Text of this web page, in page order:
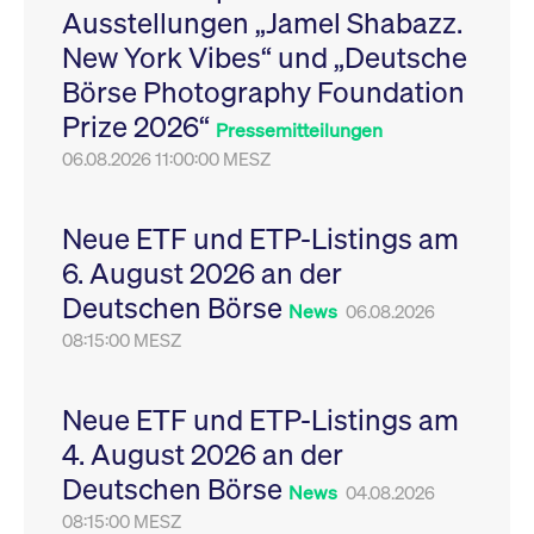
Ausstellungen „Jamel Shabazz.
New York Vibes“ und „Deutsche
Börse Photography Foundation
Prize 2026“ Pressemitteilungen
06.08.2026 11:00:00 MESZ
Neue ETF und ETP-Listings am
6. August 2026 an der
Deutschen Börse News 06.08.2026
08:15:00 MESZ
Neue ETF und ETP-Listings am
4. August 2026 an der
Deutschen Börse News 04.08.2026
08:15:00 MESZ
Leistung der Website
zu messen. Es handelt
sich um ein Muster-
Cookie, bei dem auf
das Präfix _pk_ses
eine kurze Reihe von
VISITOR_PRIVACY_METADATA
YouTube
.youtube.com
6
Monate
Dieses Cookie dient
Speicherung der
Einwilligungs- und
des Nutzers für ihre
Interaktion mit der
Sitzungen geehrt